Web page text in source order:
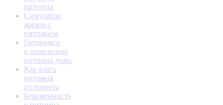
питомца
Симулятор
жизни с
питомцем
Готовимся
к появлению
питомца дома
Как взять
питомца
из приюта
Беременность